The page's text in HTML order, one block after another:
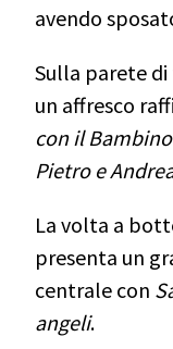
avendo
Sulla parete
un affresco
con il
Pietro e
La volta a
presenta un
centrale con
angeli.